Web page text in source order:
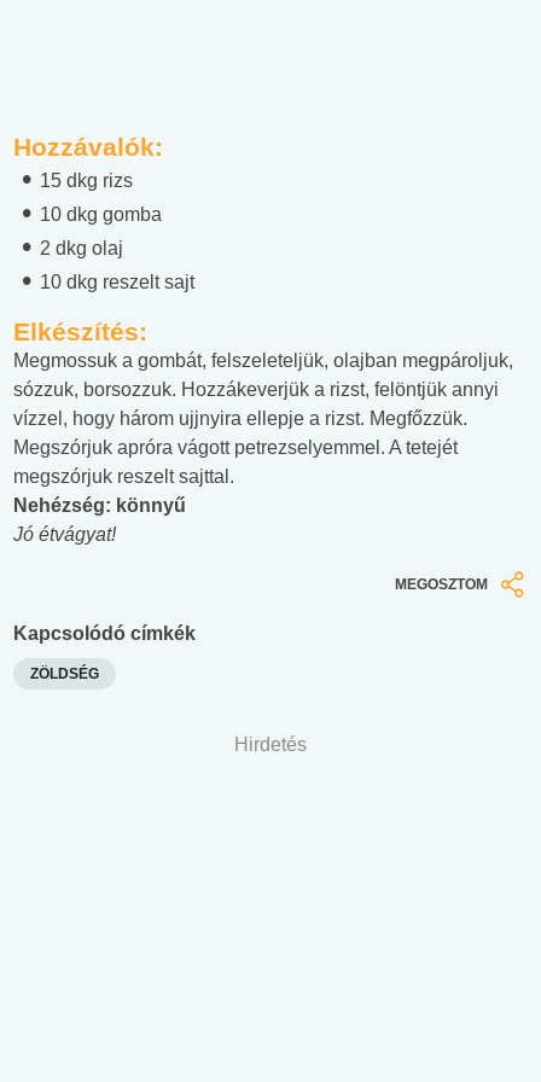
Hozzávalók:
15 dkg rizs
10 dkg gomba
2 dkg olaj
10 dkg reszelt sajt
Elkészítés:
Megmossuk a gombát, felszeleteljük, olajban megpároljuk,
sózzuk, borsozzuk. Hozzákeverjük a rizst, felöntjük annyi
vízzel, hogy három ujjnyira ellepje a rizst. Megfőzzük.
Megszórjuk apróra vágott petrezselyemmel. A tetejét
megszórjuk reszelt sajttal.
Nehézség: könnyű
Jó étvágyat!
MEGOSZTOM
Kapcsolódó címkék
ZÖLDSÉG
Hirdetés